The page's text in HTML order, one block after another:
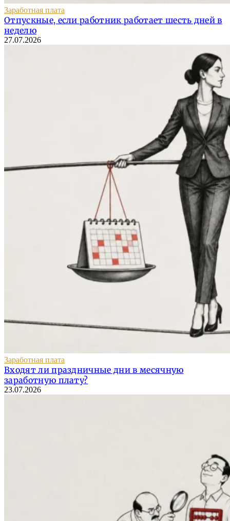
Заработная плата
Отпускные, если работник работает шесть дней в
неделю
27.07.2026
Заработная плата
Входят ли праздничные дни в месячную
заработную плату?
23.07.2026